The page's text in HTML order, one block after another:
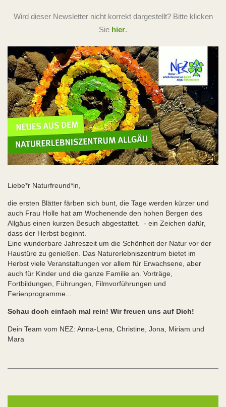
Wird dieser Newsletter nicht korrekt dargestellt? Bitte klicken
Sie hier.
Liebe*r Naturfreund*in,
die ersten Blätter färben sich bunt, die Tage werden kürzer und
auch Frau Holle hat am Wochenende den hohen Bergen des
Allgäus einen kurzen Besuch abgestattet. - ein Zeichen dafür,
dass der Herbst beginnt.
Eine wunderbare Jahreszeit um die Schönheit der Natur vor der
Haustüre zu genießen. Das Naturerlebniszentrum bietet im
Herbst viele Veranstaltungen vor allem für Erwachsene, aber
auch für Kinder und die ganze Familie an. Vorträge,
Fortbildungen, Führungen, Filmvorführungen und
Ferienprogramme...
Schau doch einfach mal rein! Wir freuen uns auf Dich!
Dein Team vom NEZ: Anna-Lena, Christine, Jona, Miriam und
Mara